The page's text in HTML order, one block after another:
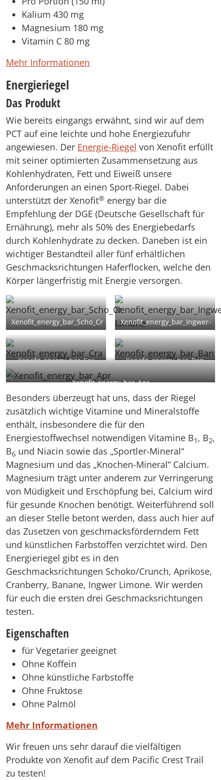
Kalium 430 mg
Magnesium 180 mg
Vitamin C 80 mg
Mehr Informationen
Energieriegel
Das Produkt
Wie bereits eingangs erwähnt, sind wir auf dem
PCT auf eine leichte und hohe Energiezufuhr
angewiesen. Der Energie-Riegel von Xenofit erfüllt
mit seiner optimierten Zusammensetzung aus
Kohlenhydraten, Fett und Eiweiß unsere
Anforderungen an einen Sport-Riegel. Dabei
unterstützt der Xenofit® energy bar die
Empfehlung der DGE (Deutsche Gesellschaft für
Ernährung), mehr als 50% des Energiebedarfs
durch Kohlenhydrate zu decken. Daneben ist ein
wichtiger Bestandteil aller fünf erhältlichen
Geschmacksrichtungen Haferflocken, welche den
Körper längerfristig mit Energie versorgen.
Xenofit_energy_bar_Scho_Cr
Xenofit_energy_bar_Ingwer-
Limone
Xenofit_energy_bar_Cra Xenofit_energy_bar_Ban
Xenofit_energy_bar_Apr
Besonders überzeugt hat uns, dass der Riegel
zusätzlich wichtige Vitamine und Mineralstoffe
enthält, insbesondere die für den
Energiestoffwechsel notwendigen Vitamine B1 , B2,
B6 und Niacin sowie das „Sportler-Mineral“
Magnesium und das „Knochen-Mineral“ Calcium.
Magnesium trägt unter anderem zur Verringerung
von Müdigkeit und Erschöpfung bei, Calcium wird
für gesunde Knochen benötigt. Weiterführend soll
an dieser Stelle betont werden, dass auch hier auf
das Zusetzen von geschmacksförderndem Fett
und künstlichen Farbstoffen verzichtet wird. Den
Energieriegel gibt es in den
Geschmacksrichtungen Schoko/Crunch, Aprikose,
Cranberry, Banane, Ingwer Limone. Wir werden
für euch die ersten drei Geschmacksrichtungen
testen.
Eigenschaften
für Vegetarier geeignet
Ohne Koffein
Ohne künstliche Farbstoffe
Ohne Fruktose
Ohne Palmöl
Mehr Informationen
Wir freuen uns sehr darauf die vielfältigen
Produkte von Xenofit auf dem Pacific Crest Trail
zu testen!